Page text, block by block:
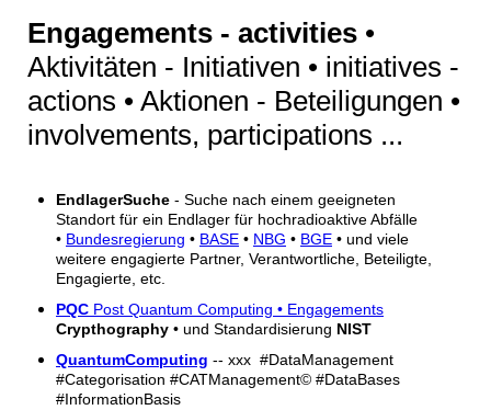
Engagements - activities •
Aktivitäten - Initiativen • initiatives -
actions • Aktionen - Beteiligungen •
involvements, participations ...
EndlagerSuche - Suche nach einem geeigneten
Standort für ein Endlager für hochradioaktive Abfälle
• Bundesregierung • BASE • NBG • BGE • und viele
weitere engagierte Partner, Verantwortliche, Beteiligte,
Engagierte, etc.
PQC Post Quantum Computing • Engagements
Crypthography • und Standardisierung NIST
QuantumComputing -- xxx #DataManagement
#Categorisation #CATManagement© #DataBases
#InformationBasis